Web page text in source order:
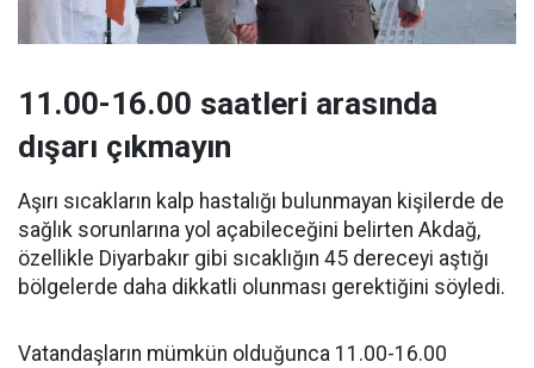
11.00-16.00 saatleri arasında
dışarı çıkmayın
Aşırı sıcakların kalp hastalığı bulunmayan kişilerde de
sağlık sorunlarına yol açabileceğini belirten Akdağ,
özellikle Diyarbakır gibi sıcaklığın 45 dereceyi aştığı
bölgelerde daha dikkatli olunması gerektiğini söyledi.
Vatandaşların mümkün olduğunca 11.00-16.00